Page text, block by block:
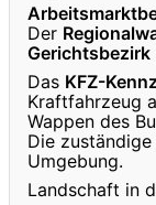
Der
Gerichtsbezirk
Das KFZ-
Kraftfahrzeug
Wappen des
Die
Umgebung.
Landschaft in